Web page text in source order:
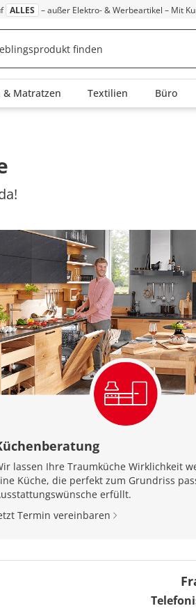
ALLES – außer Elektro- & Werbeartikel – Mit
& Matratzen Textilien Büro
lassen Ihre Traumküche Wirklichkeit
Küche, die perfekt zum Grundriss
erfüllt.
Termin vereinbaren